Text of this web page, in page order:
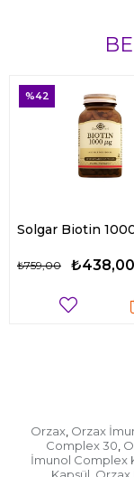
Solgar Biotin 1000 mcg 50 Kapsül
Orzax, Orzax
Complex 30
İmunol Complex